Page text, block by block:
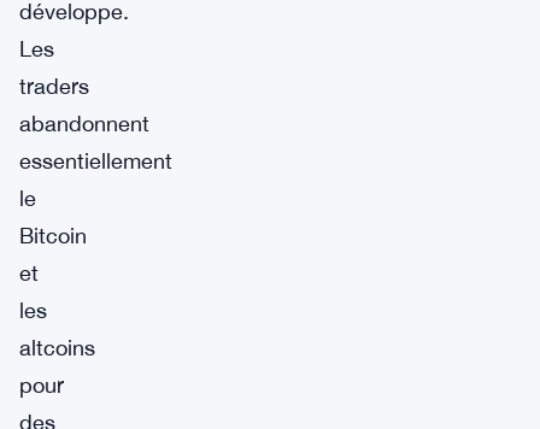
développe.
Les
traders
abandonnent
essentiellement
le
Bitcoin
et
les
altcoins
pour
des